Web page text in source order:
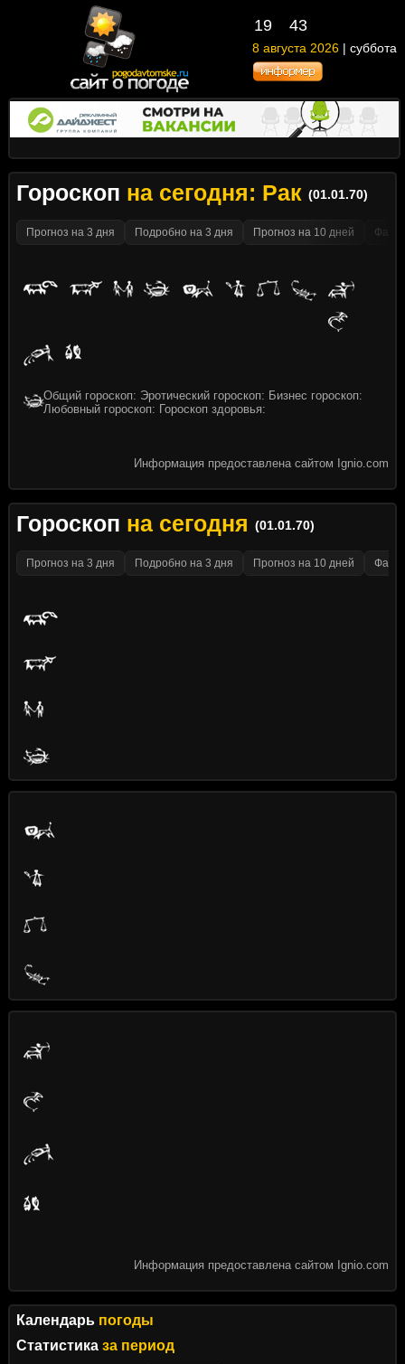
19 43
8 августа 2026 | суббота
Гороскоп на сегодня: Рак (01.01.70)
Прогноз на 3 дня Подробно на 3 дня Прогноз на 10 дней
Общий гороскоп: Эротический гороскоп: Бизнес гороскоп:
Любовный гороскоп: Гороскоп здоровья:
Информация предоставлена сайтом Ignio.com
Гороскоп на сегодня (01.01.70)
Прогноз на 3 дня Подробно на 3 дня Прогноз на 10 дней
Информация предоставлена сайтом Ignio.com
Календарь погоды
Статистика за период